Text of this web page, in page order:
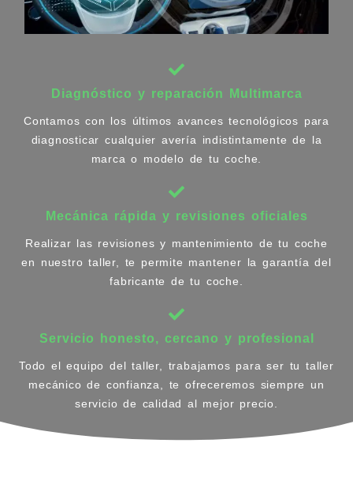
Diagnóstico y reparación Multimarca
Contamos con los últimos avances tecnológicos para
diagnosticar cualquier avería indistintamente de la
marca o modelo de tu coche.
Mecánica rápida y revisiones oficiales
Realizar las revisiones y mantenimiento de tu coche
en nuestro taller, te permite mantener la garantía del
fabricante de tu coche.
Servicio honesto, cercano y profesional
Todo el equipo del taller, trabajamos para ser tu taller
mecánico de confianza, te ofreceremos siempre un
servicio de calidad al mejor precio.